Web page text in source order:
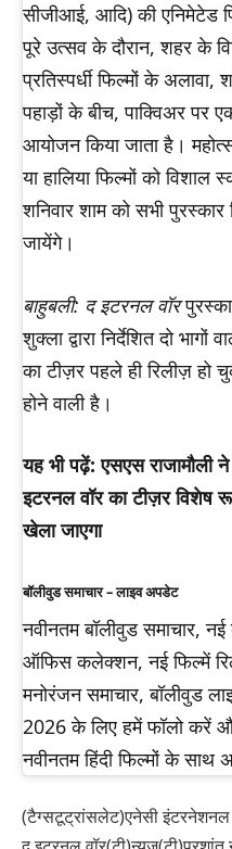
सीजीआई, आदि) की एनिमेटेड
पूरे उत्सव के दौरान, शहर के
प्रतिस्पर्धी फिल्मों के
पहाड़ों के बीच, पाक्विअर पर
आयोजन किया जाता है।
या हालिया फिल्मों को विशाल
शनिवार शाम को सभी
जायेंगे।
बाहुबली: द इटरनल वॉर
शुक्ला द्वारा निर्देशित दो भागों
का टीज़र पहले ही रिलीज़ हो
होने वाली है।
यह भी पढ़ें: एसएस राजामौली
इटरनल वॉर का टीज़र विशेष
खेला जाएगा
बॉलीवुड समाचार – लाइव अपडेट
नवीनतम बॉलीवुड समाचार,
ऑफिस कलेक्शन, नई फिल्में
मनोरंजन समाचार, बॉलीवुड
2026 के लिए हमें फॉलो करें
नवीनतम हिंदी फिल्मों के साथ
(टैग्सटूट्रांसलेट)एनेसी इंटरनेशनल